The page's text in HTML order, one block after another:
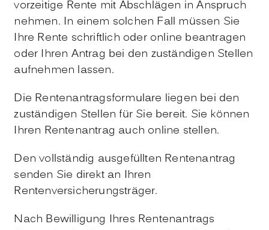
vorzeitige Rente mit Abschlägen in Anspruch
nehmen. In einem solchen Fall müssen Sie
Ihre Rente schriftlich oder online beantragen
oder Ihren Antrag bei den zuständigen Stellen
aufnehmen lassen.
Die Rentenantragsformulare liegen bei den
zuständigen Stellen für Sie bereit. Sie können
Ihren Rentenantrag auch online stellen.
Den vollständig ausgefüllten Rentenantrag
senden Sie direkt an Ihren
Rentenversicherungsträger.
Nach Bewilligung Ihres Rentenantrags